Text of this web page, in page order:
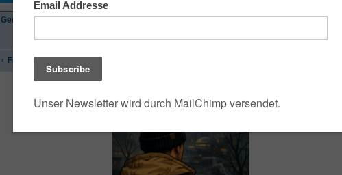
Gemeindebrief Saison-Kalender NEU: Vokabeltrainer (Saechsischvokabeln V: 1.2)!
Foren-Übersicht